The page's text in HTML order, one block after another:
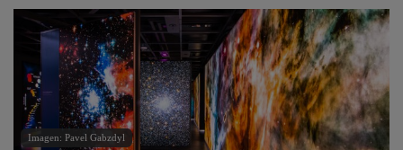
Imagen: Pavel Gabzdyl